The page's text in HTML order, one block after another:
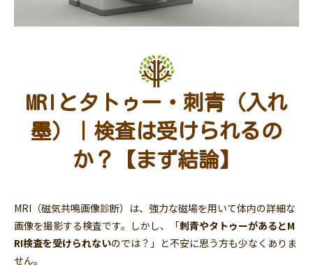
MRIとタトゥー・刺青（入れ
墨）｜検査は受けられるの
か？【まず結論】
MRI（磁気共鳴画像診断）は、強力な磁場を用いて体内の詳細な
画像を撮影する検査です。しかし、「刺青やタトゥーがあるとM
RI検査を受けられないのでは？」と不安に思う方も少なくありま
せん。